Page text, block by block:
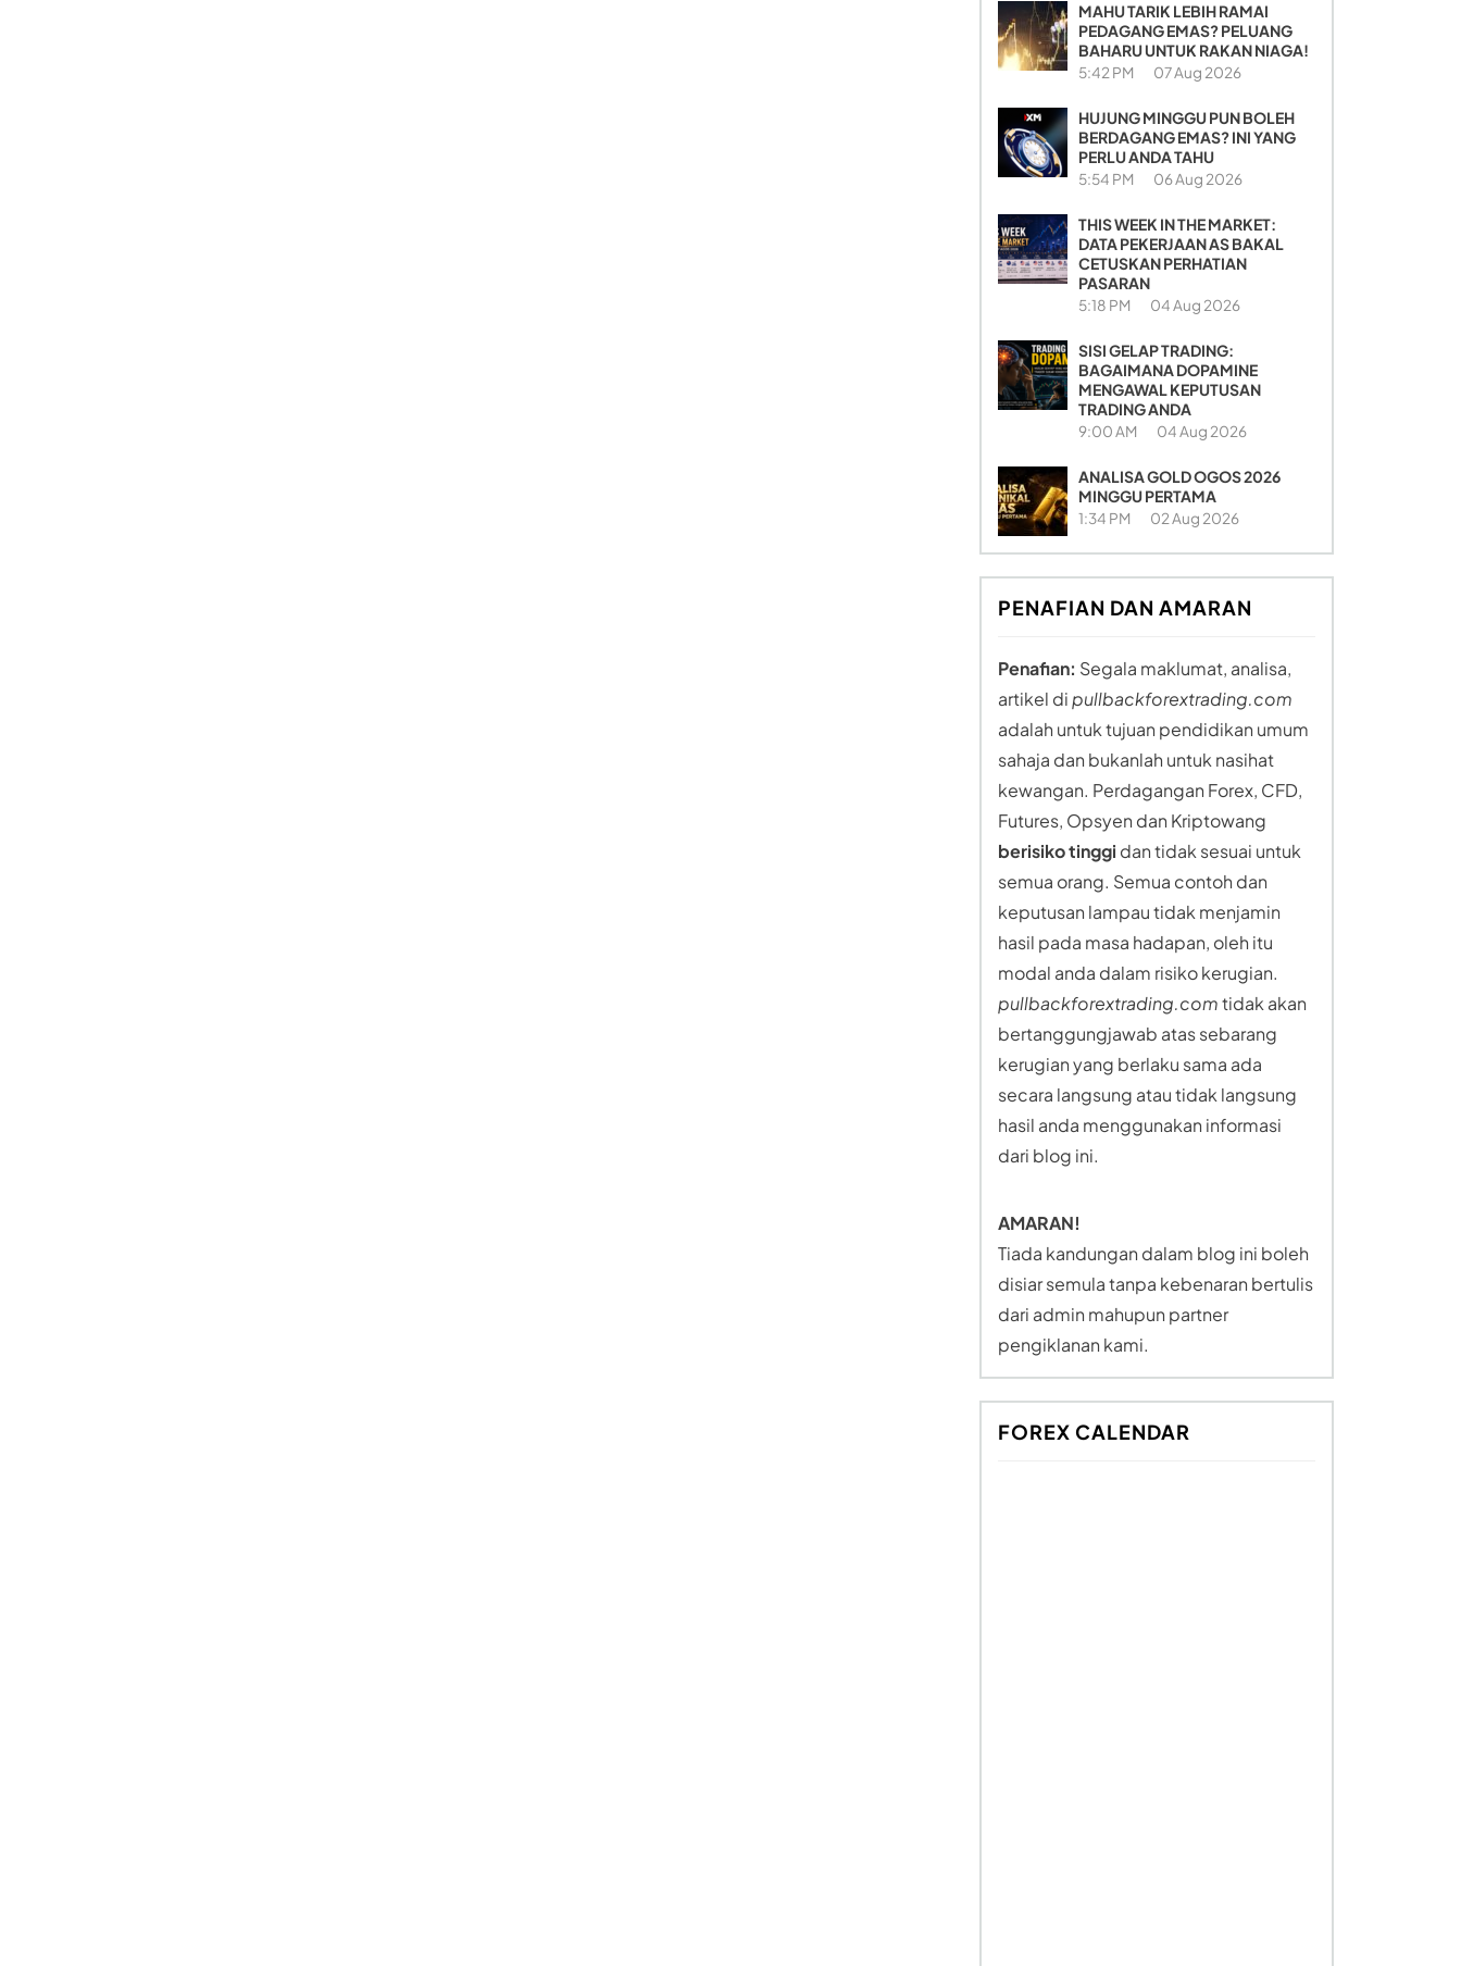
MAHU TARIK LEBIH RAMAI
PEDAGANG EMAS? PELUANG
BAHARU UNTUK RAKAN NIAGA!
5:42 PM 07 Aug 2026
HUJUNG MINGGU PUN BOLEH
BERDAGANG EMAS? INI YANG
PERLU ANDA TAHU
5:54 PM 06 Aug 2026
THIS WEEK IN THE MARKET:
DATA PEKERJAAN AS BAKAL
CETUSKAN PERHATIAN
PASARAN
5:18 PM 04 Aug 2026
SISI GELAP TRADING:
BAGAIMANA DOPAMINE
MENGAWAL KEPUTUSAN
TRADING ANDA
9:00 AM 04 Aug 2026
ANALISA GOLD OGOS 2026
MINGGU PERTAMA
1:34 PM 02 Aug 2026
PENAFIAN DAN AMARAN
Penafian: Segala maklumat, analisa,
artikel dipullbackforextrading.com
adalah untuk tujuan pendidikan umum
sahaja dan bukanlah untuk nasihat
kewangan. Perdagangan Forex, CFD,
Futures, Opsyen dan Kriptowang
berisiko tinggi dan tidak sesuai untuk
semua orang. Semua contoh dan
keputusan lampau tidak menjamin
hasil pada masa hadapan, oleh itu
modal anda dalam risiko kerugian.
pullbackforextrading.comtidak akan
bertanggungjawab atas sebarang
kerugian yang berlaku sama ada
secara langsung atau tidak langsung
hasil anda menggunakan informasi
dari blog ini.
AMARAN!
Tiada kandungan dalam blog ini boleh
disiar semula tanpa kebenaran bertulis
dari admin mahupun partner
pengiklanan kami.
FOREX CALENDAR